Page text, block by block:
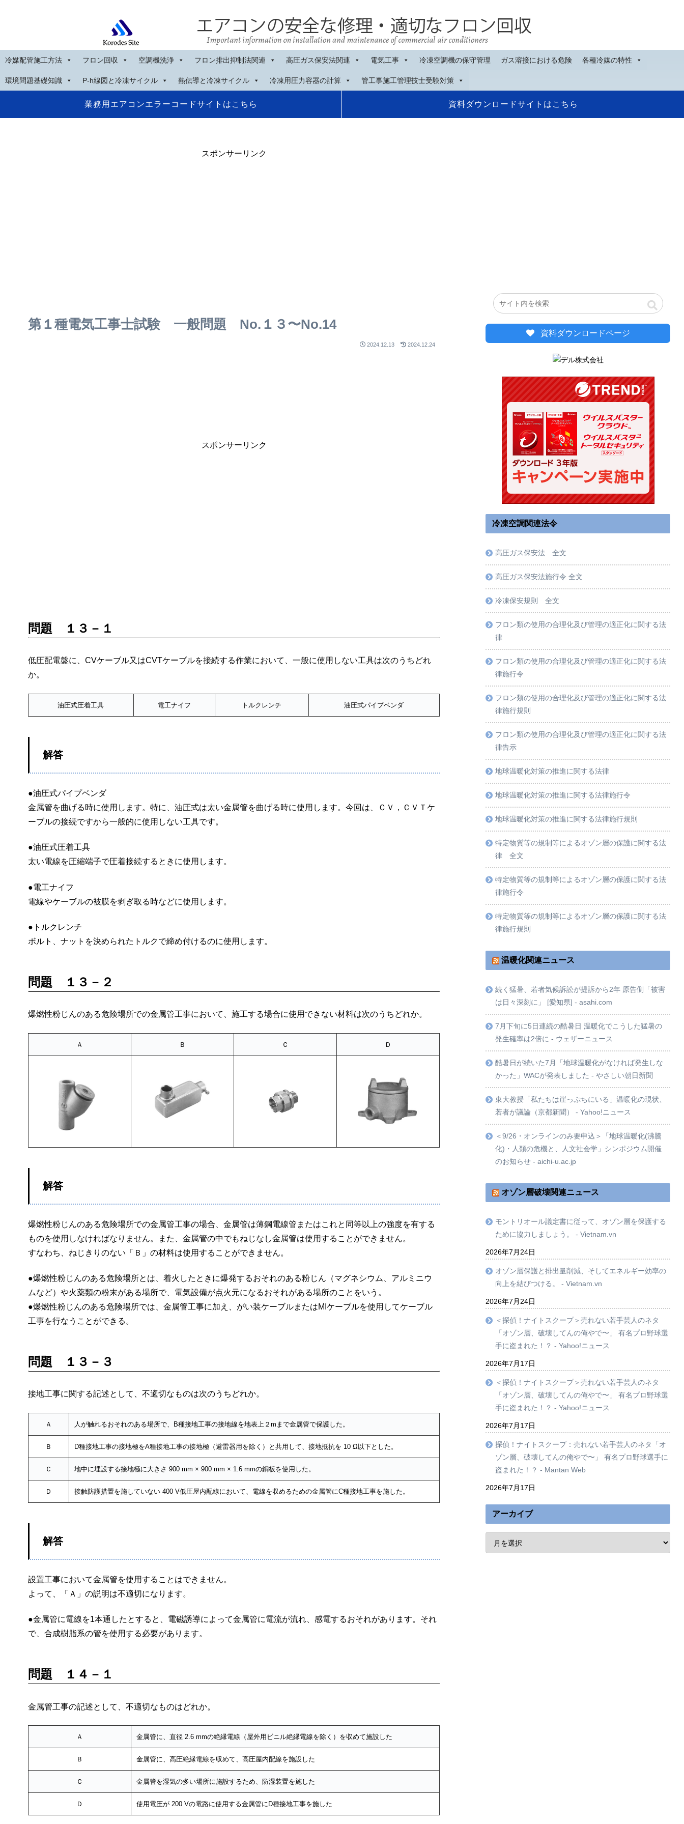
冷媒配管施工方法 フロン回収 空調機洗浄 フロン排出抑制法関連 高圧ガス保安法関連 電気工事 冷凍空調機の保守管理 ガス溶接における危険 各種冷媒の特性
環境問題基礎知識 P-h線図と冷凍サイクル 熱伝導と冷凍サイクル 冷凍用圧力容器の計算 管工事施工管理技士受験対策
業務用エアコンエラーコードサイトはこちら 資料ダウンロードサイトはこちら
スポンサーリンク
第１種電気工事士試験 一般問題 No.１３〜No.14
2024.12.13 2024.12.24
スポンサーリンク
問題 １３－１
低圧配電盤に、CVケーブル又はCVTケーブルを接続する作業において、一般に使用しない工具は次のうちどれ
か。
油圧式圧着工具 電工ナイフ トルクレンチ 油圧式パイプベンダ
解答
●油圧式パイプベンダ
金属管を曲げる時に使用します。特に、油圧式は太い金属管を曲げる時に使用します。今回は、ＣＶ，ＣＶＴケ
ーブルの接続ですから一般的に使用しない工具です。
●油圧式圧着工具
太い電線を圧縮端子で圧着接続するときに使用します。
●電工ナイフ
電線やケーブルの被膜を剥ぎ取る時などに使用します。
●トルクレンチ
ボルト、ナットを決められたトルクで締め付けるのに使用します。
問題 １３－２
爆燃性粉じんのある危険場所での金属管工事において、施工する場合に使用できない材料は次のうちどれか。
Ａ Ｂ Ｃ Ｄ
解答
爆燃性粉じんのある危険場所での金属管工事の場合、金属管は薄鋼電線管またはこれと同等以上の強度を有する
ものを使用しなければなりません。また、金属管の中でもねじなし金属管は使用することができません。
すなわち、ねじきりのない「Ｂ」の材料は使用することができません。
●爆燃性粉じんのある危険場所とは、着火したときに爆発するおそれのある粉じん（マグネシウム、アルミニウ
ムなど）や火薬類の粉末がある場所で、電気設備が点火元になるおそれがある場所のことをいう。
●爆燃性粉じんのある危険場所では、金属管工事に加え、がい装ケーブルまたはMIケーブルを使用してケーブル
工事を行なうことができる。
問題 １３－３
接地工事に関する記述として、不適切なものは次のうちどれか。
Ａ 人が触れるおそれのある場所で、B種接地工事の接地線を地表上２mまで金属管で保護した。
Ｂ D種接地工事の接地極をA種接地工事の接地極（避雷器用を除く）と共用して、接地抵抗を 10 Ω以下とした。
Ｃ 地中に埋設する接地極に大きさ 900 mm × 900 mm × 1.6 mmの銅板を使用した。
Ｄ 接触防護措置を施していない 400 V低圧屋内配線において、電線を収めるための金属管にC種接地工事を施した。
解答
設置工事において金属管を使用することはできません。
よって、「Ａ」の説明は不適切になります。
●金属管に電線を1本通したとすると、電磁誘導によって金属管に電流が流れ、感電するおそれがあります。それ
で、合成樹脂系の管を使用する必要があります。
問題 １４－１
金属管工事の記述として、不適切なものはどれか。
Ａ 金属管に、直径 2.6 mmの絶縁電線（屋外用ビニル絶縁電線を除く）を収めて施設した
Ｂ 金属管に、高圧絶縁電線を収めて、高圧屋内配線を施設した
Ｃ 金属管を湿気の多い場所に施設するため、防湿装置を施した
Ｄ 使用電圧が 200 Vの電路に使用する金属管にD種接地工事を施した
資料ダウンロードページ
冷凍空調関連法令
高圧ガス保安法 全文
高圧ガス保安法施行令 全文
冷凍保安規則 全文
フロン類の使用の合理化及び管理の適正化に関する法
律
フロン類の使用の合理化及び管理の適正化に関する法
律施行令
フロン類の使用の合理化及び管理の適正化に関する法
律施行規則
フロン類の使用の合理化及び管理の適正化に関する法
律告示
地球温暖化対策の推進に関する法律
地球温暖化対策の推進に関する法律施行令
地球温暖化対策の推進に関する法律施行規則
特定物質等の規制等によるオゾン層の保護に関する法
律 全文
特定物質等の規制等によるオゾン層の保護に関する法
律施行令
特定物質等の規制等によるオゾン層の保護に関する法
律施行規則
温暖化関連ニュース
続く猛暑、若者気候訴訟が提訴から2年 原告側「被害
は日々深刻に」 [愛知県] - asahi.com
7月下旬に5日連続の酷暑日 温暖化でこうした猛暑の
発生確率は2倍に - ウェザーニュース
酷暑日が続いた7月「地球温暖化がなければ発生しな
かった」WACが発表しました - やさしい朝日新聞
東大教授「私たちは崖っぷちにいる」温暖化の現状、
若者が議論（京都新聞） - Yahoo!ニュース
＜9/26・オンラインのみ要申込＞「地球温暖化(沸騰
化)・人類の危機と、人文社会学」シンポジウム開催
のお知らせ - aichi-u.ac.jp
オゾン層破壊関連ニュース
モントリオール議定書に従って、オゾン層を保護する
ために協力しましょう。 - Vietnam.vn
2026年7月24日
オゾン層保護と排出量削減、そしてエネルギー効率の
向上を結びつける。 - Vietnam.vn
2026年7月24日
＜探偵！ナイトスクープ＞売れない若手芸人のネタ
「オゾン層、破壊してんの俺やで〜」 有名プロ野球選
手に盗まれた！？ - Yahoo!ニュース
2026年7月17日
＜探偵！ナイトスクープ＞売れない若手芸人のネタ
「オゾン層、破壊してんの俺やで〜」 有名プロ野球選
手に盗まれた！？ - Yahoo!ニュース
2026年7月17日
探偵！ナイトスクープ：売れない若手芸人のネタ「オ
ゾン層、破壊してんの俺やで〜」 有名プロ野球選手に
盗まれた！？ - Mantan Web
2026年7月17日
アーカイブ